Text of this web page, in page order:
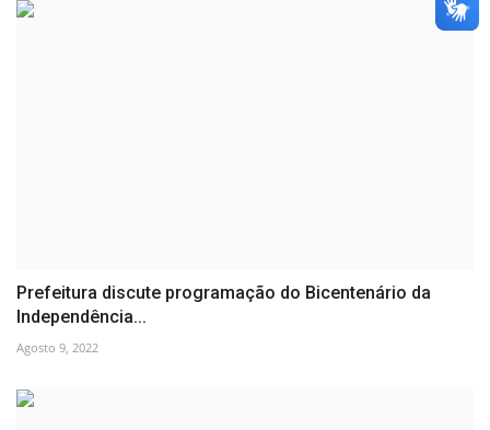
Prefeitura discute programação do Bicentenário da
Independência...
Agosto 9, 2022